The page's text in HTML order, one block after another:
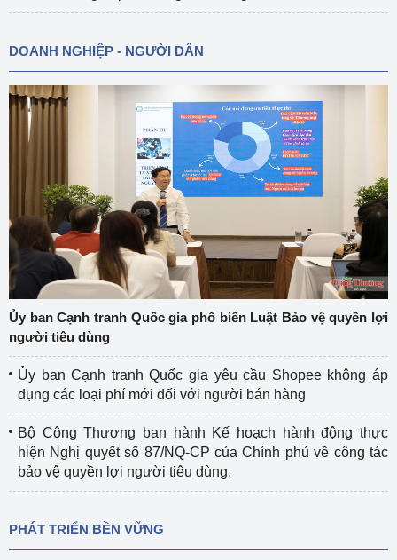
DOANH NGHIỆP - NGƯỜI DÂN
Ủy ban Cạnh tranh Quốc gia phổ biến Luật Bảo vệ quyền lợi
người tiêu dùng
Ủy ban Cạnh tranh Quốc gia yêu cầu Shopee không áp
dụng các loại phí mới đối với người bán hàng
Bộ Công Thương ban hành Kế hoạch hành động thực
hiện Nghị quyết số 87/NQ-CP của Chính phủ về công tác
bảo vệ quyền lợi người tiêu dùng.
PHÁT TRIỂN BỀN VỮNG